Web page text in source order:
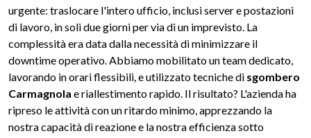
urgente: traslocare l'intero ufficio, inclusi server e postazioni
di lavoro, in soli due giorni per via di un imprevisto. La
complessità era data dalla necessità di minimizzare il
downtime operativo. Abbiamo mobilitato un team dedicato,
lavorando in orari flessibili, e utilizzato tecniche di sgombero
Carmagnola e riallestimento rapido. Il risultato? L'azienda ha
ripreso le attività con un ritardo minimo, apprezzando la
nostra capacità di reazione e la nostra efficienza sotto